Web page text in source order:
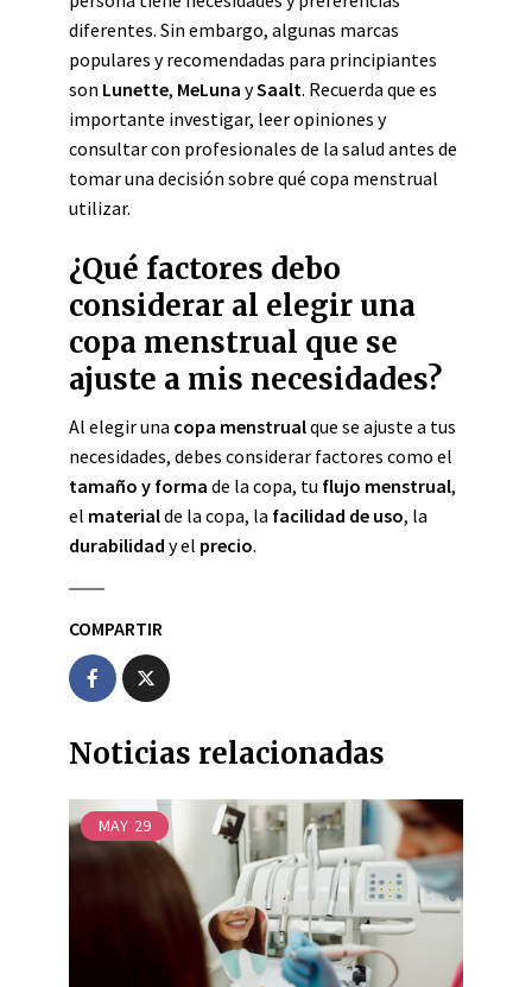
diferentes. Sin embargo, algunas marcas
populares y recomendadas para principiantes
son Lunette, MeLuna ySaalt. Recuerda que es
importante investigar, leer opiniones y
consultar con profesionales de la salud antes de
tomar una decisión sobre qué copa menstrual
utilizar.
¿Qué factores debo
considerar al elegir una
copa menstrual que se
ajuste a mis necesidades?
Al elegir una copa menstrualque se ajuste a tus
necesidades, debes considerar factores como el
tamaño y forma de la copa, tu flujo menstrual,
el materialde la copa, la facilidad de uso, la
durabilidad y el precio.
COMPARTIR
Noticias relacionadas
MAY 29